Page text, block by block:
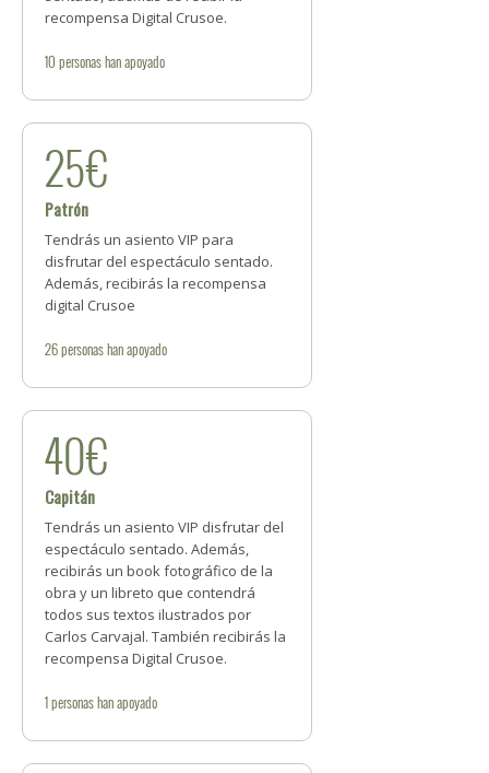
recompensa Digital Crusoe.
10 personashan apoyado
25€
Patrón
Tendrás un asiento VIP para
disfrutar del espectáculo sentado.
Además, recibirás la recompensa
digital Crusoe
26personashan apoyado
40€
Capitán
Tendrás un asiento VIP disfrutar del
espectáculo sentado. Además,
recibirás un book fotográfico de la
obra y un libreto que contendrá
todos sus textos ilustrados por
Carlos Carvajal. También recibirás la
recompensa Digital Crusoe.
1personashan apoyado